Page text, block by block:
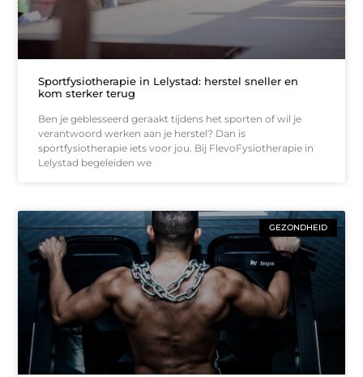
Sportfysiotherapie in Lelystad: herstel sneller en
kom sterker terug
Ben je geblesseerd geraakt tijdens het sporten of wil je
verantwoord werken aan je herstel? Dan is
sportfysiotherapie iets voor jou. Bij FlevoFysiotherapie in
Lelystad begeleiden we
GEZONDHEID